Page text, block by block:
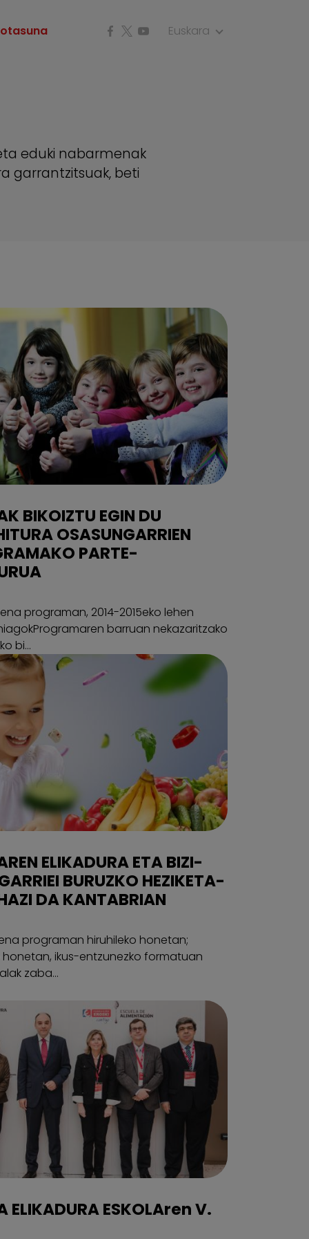
Euskara
eduki nabarmenak
garrantzitsuak, beti
BIKOIZTU EGIN DU
OSASUNGARRIEN
PARTE-
programan, 2014-2015eko lehen
barruan nekazaritzako
bi...
ELIKADURA ETA BIZI-
BURUZKO HEZIKETA-
DA KANTABRIAN
programan hiruhileko honetan;
honetan, ikus-entzunezko formatuan
zaba...
ELIKADURA ESKOLAren V.